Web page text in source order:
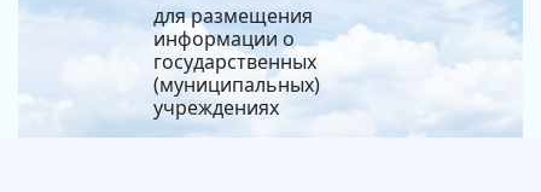
для размещения
информации о
государственных
(муниципальных)
учреждениях